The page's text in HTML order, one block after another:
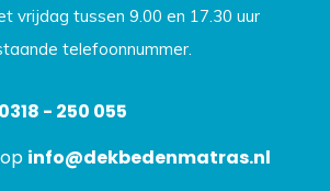
vrijdag tussen 9.00 en 17.30 uur
telefoonnummer.
0318 - 250 055
info@dekbedenmatras.nl